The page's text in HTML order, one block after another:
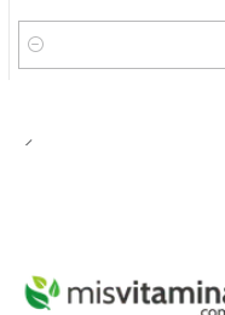
Cantidad